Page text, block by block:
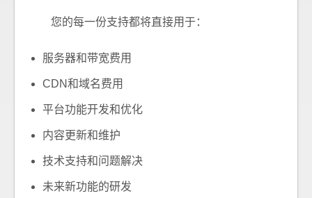
您的每一份支持都将直接用于：
服务器和带宽费用
CDN和域名费用
平台功能开发和优化
内容更新和维护
技术支持和问题解决
未来新功能的研发